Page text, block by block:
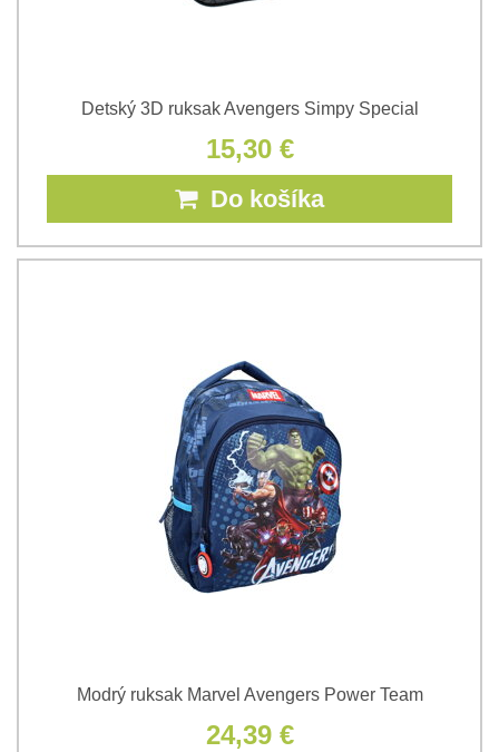
Detský 3D ruksak Avengers Simpy Special
15,30 €
Do košíka
Modrý ruksak Marvel Avengers Power Team
24,39 €